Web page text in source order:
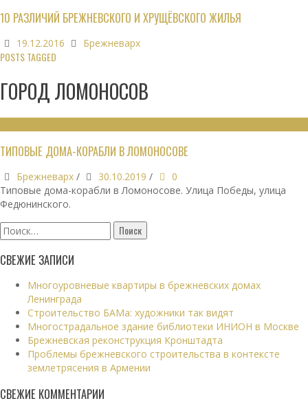
10 РАЗЛИЧИЙ БРЕЖНЕВСКОГО И ХРУЩЁВСКОГО ЖИЛЬЯ
19.12.2016 Брежневарх
POSTS TAGGED
ГОРОД ЛОМОНОСОВ
ТИПОВЫЕ ДОМА-КОРАБЛИ В ЛОМОНОСОВЕ
Брежневарх / 30.10.2019 /
0
Типовые дома-корабли в Ломоносове. Улица Победы, улица
Федюнинского.
Найти:
СВЕЖИЕ ЗАПИСИ
Многоуровневые квартиры в брежневских домах
Ленинграда
Строительство БАМа: художники так видят
Многострадальное здание библиотеки ИНИОН в Москве
Брежневская реконструкция Кронштадта
Проблемы брежневского строительства в контексте
землетрясения в Армении
СВЕЖИЕ КОММЕНТАРИИ